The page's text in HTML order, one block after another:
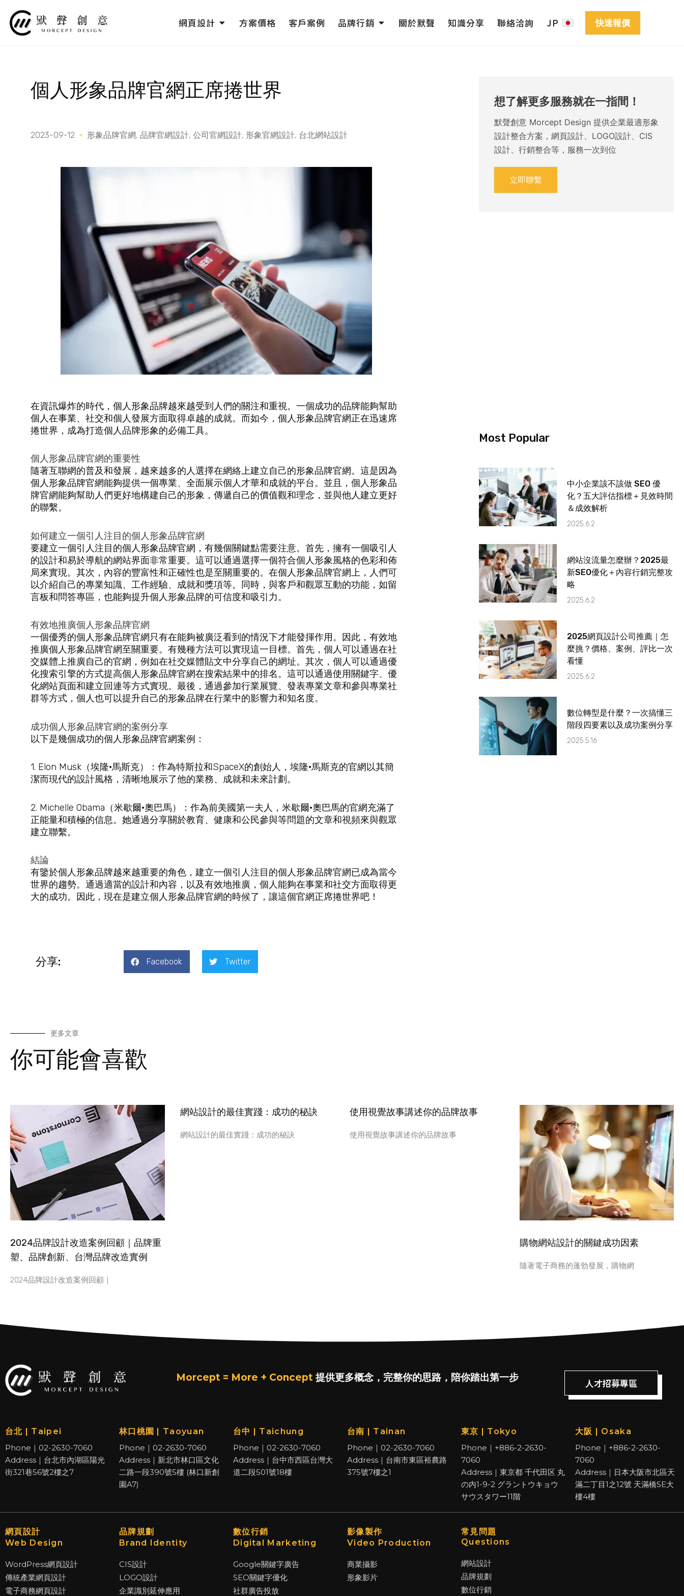
網頁設計 Open 網頁設計
方案價格 客戶案例 品牌行銷 Open 品牌行銷
關於默聲 知識分享 聯絡洽詢 JP 快速報價
個人形象品牌官網正席捲世界
2023-09-12 形象品牌官網, 品牌官網設計, 公司官網設計, 形象官網設計, 台北網站設計
在資訊爆炸的時代，個人形象品牌越來越受到人們的關注和重視。一個成功的品牌能夠幫助
個人在事業、社交和個人發展方面取得卓越的成就。而如今，個人形象品牌官網正在迅速席
捲世界，成為打造個人品牌形象的必備工具。
個人形象品牌官網的重要性
隨著互聯網的普及和發展，越來越多的人選擇在網絡上建立自己的形象品牌官網。這是因為
個人形象品牌官網能夠提供一個專業、全面展示個人才華和成就的平台。並且，個人形象品
牌官網能夠幫助人們更好地構建自己的形象，傳遞自己的價值觀和理念，並與他人建立更好
的聯繫。
如何建立一個引人注目的個人形象品牌官網
要建立一個引人注目的個人形象品牌官網，有幾個關鍵點需要注意。首先，擁有一個吸引人
的設計和易於導航的網站界面非常重要。這可以通過選擇一個符合個人形象風格的色彩和佈
局來實現。其次，內容的豐富性和正確性也是至關重要的。在個人形象品牌官網上，人們可
以介紹自己的專業知識、工作經驗、成就和獎項等。同時，與客戶和觀眾互動的功能，如留
言板和問答專區，也能夠提升個人形象品牌的可信度和吸引力。
有效地推廣個人形象品牌官網
一個優秀的個人形象品牌官網只有在能夠被廣泛看到的情況下才能發揮作用。因此，有效地
推廣個人形象品牌官網至關重要。有幾種方法可以實現這一目標。首先，個人可以通過在社
交媒體上推廣自己的官網，例如在社交媒體貼文中分享自己的網址。其次，個人可以通過優
化搜索引擎的方式提高個人形象品牌官網在搜索結果中的排名。這可以通過使用關鍵字、優
化網站頁面和建立回連等方式實現。最後，通過參加行業展覽、發表專業文章和參與專業社
群等方式，個人也可以提升自己的形象品牌在行業中的影響力和知名度。
成功個人形象品牌官網的案例分享
以下是幾個成功的個人形象品牌官網案例：
1. Elon Musk（埃隆·馬斯克）：作為特斯拉和SpaceX的創始人，埃隆·馬斯克的官網以其簡
潔而現代的設計風格，清晰地展示了他的業務、成就和未來計劃。
2. Michelle Obama（米歇爾·奧巴馬）：作為前美國第一夫人，米歇爾·奧巴馬的官網充滿了
正能量和積極的信息。她通過分享關於教育、健康和公民參與等問題的文章和視頻來與觀眾
建立聯繫。
結論
有鑒於個人形象品牌越來越重要的角色，建立一個引人注目的個人形象品牌官網已成為當今
世界的趨勢。通過適當的設計和內容，以及有效地推廣，個人能夠在事業和社交方面取得更
大的成功。因此，現在是建立個人形象品牌官網的時候了，讓這個官網正席捲世界吧！
分享: Facebook Twitter
想了解更多服務就在一指間！
默聲創意 Morcept Design 提供企業最適形象
設計整合方案，網頁設計、LOGO設計、CIS
設計、行銷整合等，服務一次到位
立即聯繫
Most Popular
中小企業該不該做 SEO 優
化？五大評估指標＋見效時間
＆成效解析
2025.6.2
網站沒流量怎麼辦？2025最
新SEO優化＋內容行銷完整攻
略
2025.6.2
2025網頁設計公司推薦｜怎
麼挑？價格、案例、評比一次
看懂
2025.6.2
數位轉型是什麼？一次搞懂三
階段四要素以及成功案例分享
2025.5.16
更多文章
你可能會喜歡
2024品牌設計改造案例回顧｜品牌重
塑、品牌創新、台灣品牌改造實例
2024品牌設計改造案例回顧｜
網站設計的最佳實踐：成功的秘訣
網站設計的最佳實踐：成功的秘訣
使用視覺故事講述你的品牌故事
使用視覺故事講述你的品牌故事
購物網站設計的關鍵成功因素
隨著電子商務的蓬勃發展，購物網
Morcept = More + Concept 提供更多概念，完整你的思路，陪你踏出第一步 人才招募專區
台北 | Taipei
Phone｜02-2630-7060
Address｜台北市內湖區陽光
街321巷56號2樓之7
林口桃園 | Taoyuan
Phone｜02-2630-7060
Address｜新北市林口區文化
二路一段390號5樓 (林口新創
園A7)
台中 | Taichung
Phone｜02-2630-7060
Address｜台中市西區台灣大
道二段501號18樓
台南 | Tainan
Phone｜02-2630-7060
Address｜台南市東區裕農路
375號7樓之1
東京 | Tokyo
Phone｜+886-2-2630-
7060
Address｜東京都 千代田区 丸
の内1-9-2 グラントウキョウ
サウスタワー11階
大阪 | Osaka
Phone｜+886-2-2630-
7060
Address｜日本大阪市北區天
滿二丁目1之12號 天滿橋SE大
樓4樓
網頁設計
Web Design
WordPress網頁設計
傳統產業網頁設計
電子商務網頁設計
品牌規劃
Brand Identity
CIS設計
LOGO設計
企業識別延伸應用
數位行銷
Digital Marketing
Google關鍵字廣告
SEO關鍵字優化
社群廣告投放
影像製作
Video Production
商業攝影
形象影片
常見問題
Questions
網站設計
品牌規劃
數位行銷